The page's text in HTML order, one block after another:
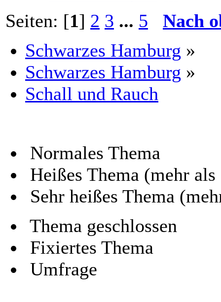
Seiten: [1] 2 3 ... 5
Nach
Schwarzes Hamburg »
Schwarzes Hamburg »
Schall und Rauch
Normales Thema
Heißes Thema (mehr
Sehr heißes Thema
Thema geschlossen
Fixiertes Thema
Umfrage